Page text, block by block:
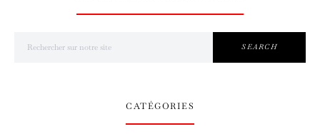
SEARCH
CATÉGORIES